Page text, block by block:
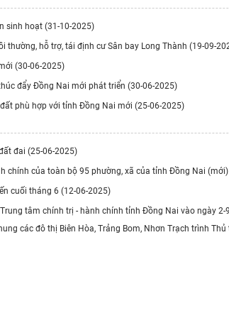
sinh hoạt (31-10-2025)
thường, hỗ trợ, tái định cư Sân bay Long Thành (19-09-
(30-06-2025)
đẩy Đồng Nai mới phát triển (30-06-2025)
phù hợp với tỉnh Đồng Nai mới (25-06-2025)
đai (25-06-2025)
chính của toàn bộ 95 phường, xã của tỉnh Đồng Nai
cuối tháng 6 (12-06-2025)
tâm chính trị - hành chính tỉnh Đồng Nai vào ngày 2-
các đô thị Biên Hòa, Trảng Bom, Nhơn Trạch trình